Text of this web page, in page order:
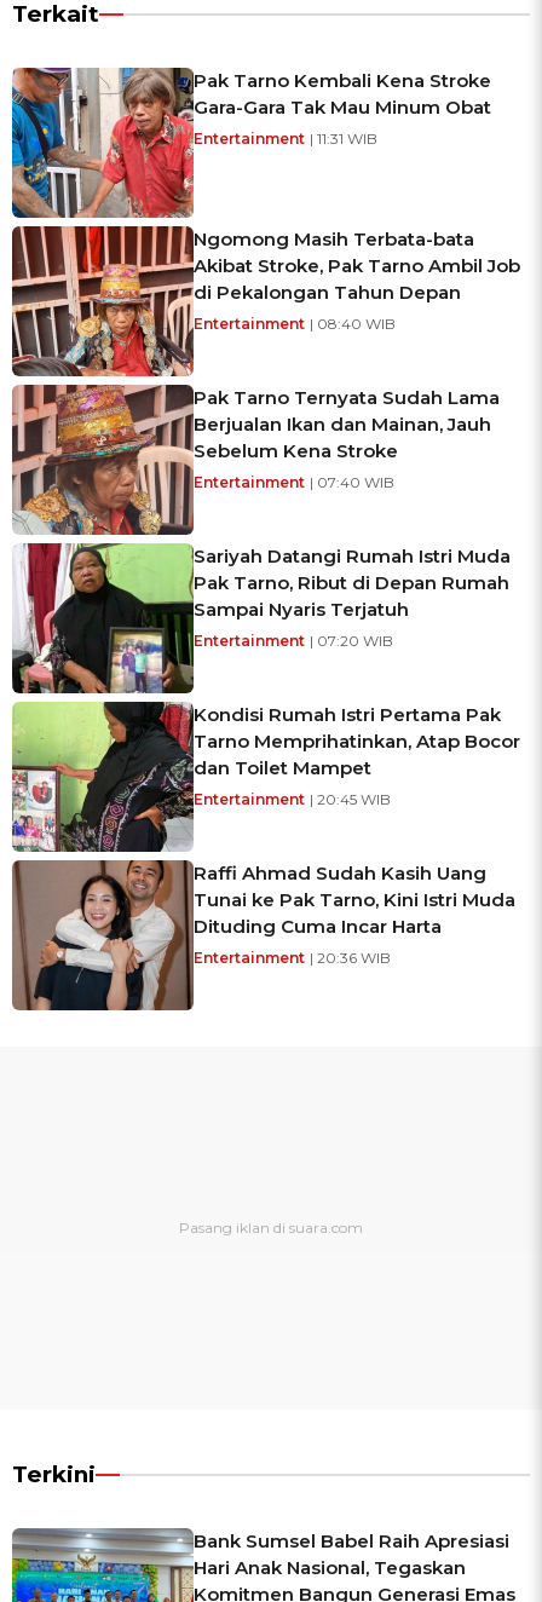
Terkait
Pak Tarno Kembali Kena Stroke
Gara-Gara Tak Mau Minum Obat
Entertainment | 11:31 WIB
Ngomong Masih Terbata-bata
Akibat Stroke, Pak Tarno Ambil Job
di Pekalongan Tahun Depan
Entertainment | 08:40 WIB
Pak Tarno Ternyata Sudah Lama
Berjualan Ikan dan Mainan, Jauh
Sebelum Kena Stroke
Entertainment | 07:40 WIB
Sariyah Datangi Rumah Istri Muda
Pak Tarno, Ribut di Depan Rumah
Sampai Nyaris Terjatuh
Entertainment | 07:20 WIB
Kondisi Rumah Istri Pertama Pak
Tarno Memprihatinkan, Atap Bocor
dan Toilet Mampet
Entertainment | 20:45 WIB
Raffi Ahmad Sudah Kasih Uang
Tunai ke Pak Tarno, Kini Istri Muda
Dituding Cuma Incar Harta
Entertainment | 20:36 WIB
Terkini
Bank Sumsel Babel Raih Apresiasi
Hari Anak Nasional, Tegaskan
Komitmen Bangun Generasi Emas